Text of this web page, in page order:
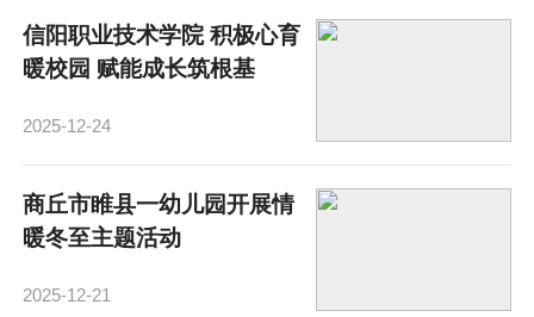
信阳职业技术学院 积极心育
暖校园 赋能成长筑根基
2025-12-24
商丘市睢县一幼儿园开展情
暖冬至主题活动
2025-12-21